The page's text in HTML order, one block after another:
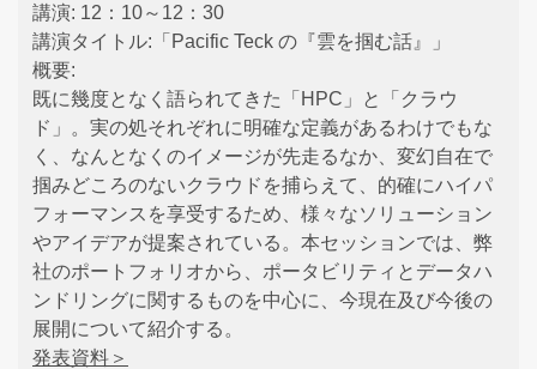
講演: 12：10～12：30
講演タイトル:「Pacific Teck の『雲を掴む話』」
概要:
既に幾度となく語られてきた「HPC」と「クラウ
ド」。実の処それぞれに明確な定義があるわけでもな
く、なんとなくのイメージが先走るなか、変幻自在で
掴みどころのないクラウドを捕らえて、的確にハイパ
フォーマンスを享受するため、様々なソリューション
やアイデアが提案されている。本セッションでは、弊
社のポートフォリオから、ポータビリティとデータハ
ンドリングに関するものを中心に、今現在及び今後の
展開について紹介する。
発表資料＞